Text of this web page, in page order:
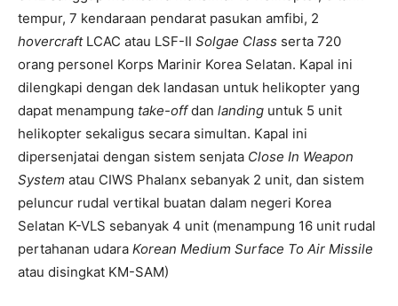
tempur, 7 kendaraan pendarat pasukan amfibi, 2
hovercraftLCAC atau LSF-II Solgae Class serta 720
orang personel Korps Marinir Korea Selatan. Kapal ini
dilengkapi dengan dek landasan untuk helikopter yang
dapat menampung take-offdan landing untuk 5 unit
helikopter sekaligus secara simultan. Kapal ini
dipersenjatai dengan sistem senjata Close In Weapon
System atau CIWS Phalanx sebanyak 2 unit, dan sistem
peluncur rudal vertikal buatan dalam negeri Korea
Selatan K-VLS sebanyak 4 unit (menampung 16 unit rudal
pertahanan udara Korean Medium Surface To Air Missile
atau disingkat KM-SAM)